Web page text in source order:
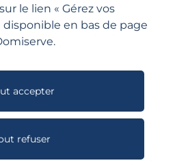
réponses à vos questions
D'UTILISATION
le lien « Gérez vos
disponible en bas de page
accepter
refuser